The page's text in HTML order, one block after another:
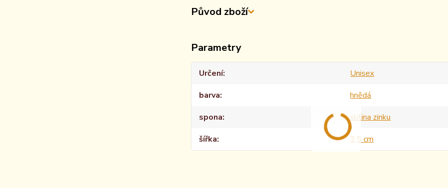
Původ zboží
Parametry
Určení
Unisex
barva
hnědá
spona
slitina zinku
šířka
3,5 cm